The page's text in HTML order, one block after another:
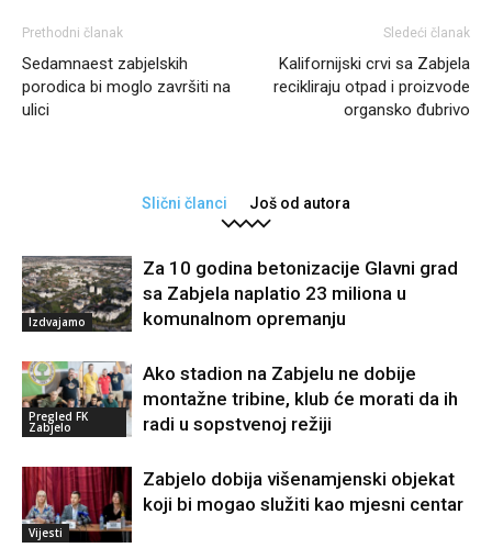
Prethodni članak
Sedamnaest zabjelskih
porodica bi moglo završiti na
ulici
Sledeći članak
Kalifornijski crvi sa Zabjela
recikliraju otpad i proizvode
organsko đubrivo
Slični članci Još od autora
Izdvajamo
Za 10 godina betonizacije Glavni grad
sa Zabjela naplatio 23 miliona u
komunalnom opremanju
Pregled FK
Zabjelo
Ako stadion na Zabjelu ne dobije
montažne tribine, klub će morati da ih
radi u sopstvenoj režiji
Vijesti
Zabjelo dobija višenamjenski objekat
koji bi mogao služiti kao mjesni centar